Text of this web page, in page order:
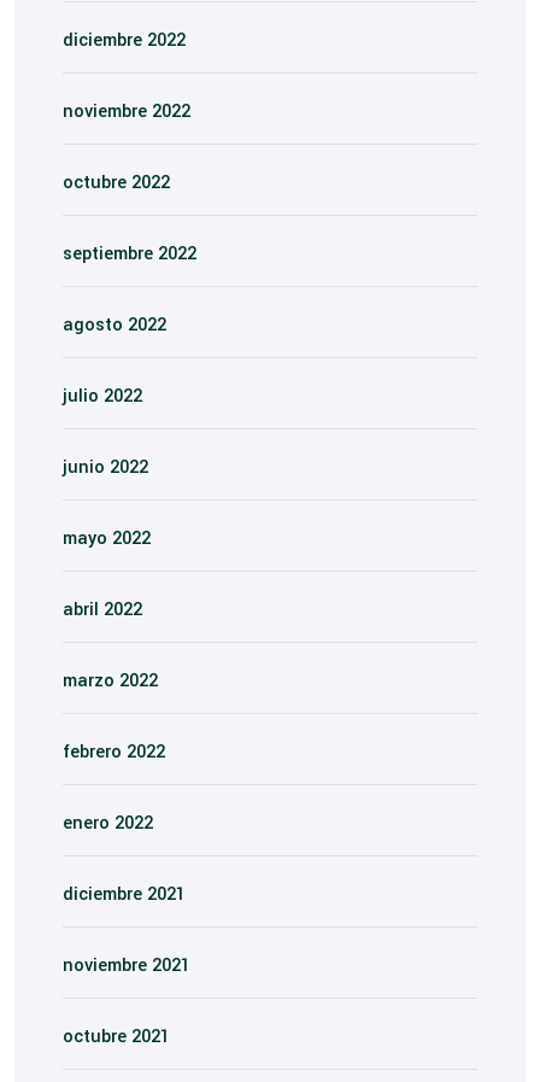
diciembre 2022
noviembre 2022
octubre 2022
septiembre 2022
agosto 2022
julio 2022
junio 2022
mayo 2022
abril 2022
marzo 2022
febrero 2022
enero 2022
diciembre 2021
noviembre 2021
octubre 2021